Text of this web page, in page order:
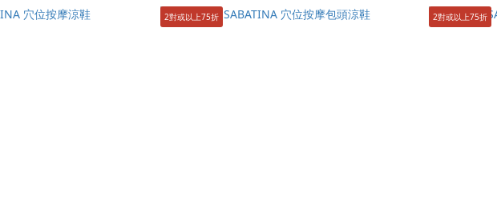
2對或以上75折 2對或以上75折